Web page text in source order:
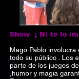
Show ¡ Ni te lo
Mago Pablo involucra
todo su público . Los
parte de los juegos
,humor y magia